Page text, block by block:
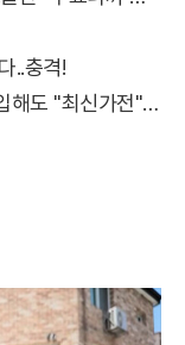
..충격!
순 100% 무료 경품지원!!